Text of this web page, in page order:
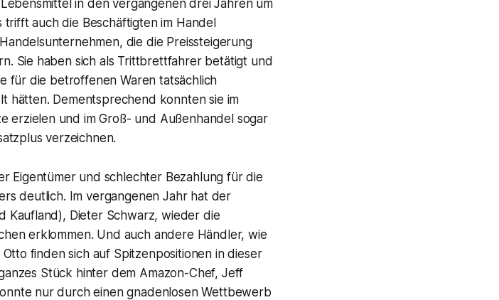
in den vergangenen drei Jahren um
trifft auch die Beschäftigten im Handel
die die Preissteigerung
Sie haben sich als Trittbrettfahrer betätigt und
für die betroffenen Waren tatsächlich
hätten. Dementsprechend konnten sie im
erzielen und im Groß- und Außenhandel sogar
verzeichnen.
Eigentümer und schlechter Bezahlung für die
deutlich. Im vergangenen Jahr hat der
Kaufland), Dieter Schwarz, wieder die
erklommen. Und auch andere Händler, wie
finden sich auf Spitzenpositionen in dieser
Stück hinter dem Amazon-Chef, Jeff
nur durch einen gnadenlosen Wettbewerb